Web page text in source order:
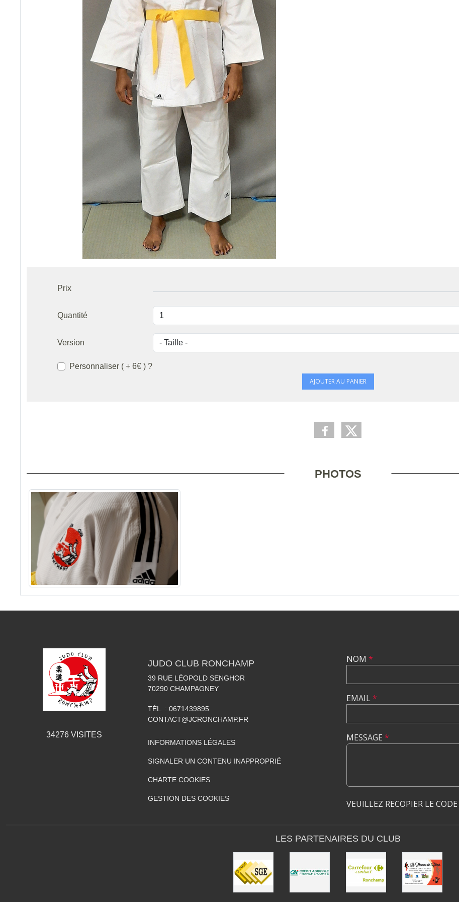
Prix
Quantité
Version
Personnaliser ( + 6€ ) ?
AJOUTER AU PANIER
PHOTOS
34276VISITES
JUDO CLUB RONCHAMP
39 RUE LÉOPOLD SENGHOR
70290 CHAMPAGNEY
TÉL. : 0671439895
CONTACT@JCRONCHAMP.FR
INFORMATIONS LÉGALES
SIGNALER UN CONTENU INAPPROPRIÉ
CHARTE COOKIES
GESTION DES COOKIES
NOM *
EMAIL*
MESSAGE *
VEUILLEZ RECOPIER LE CODE
LES PARTENAIRES DU CLUB